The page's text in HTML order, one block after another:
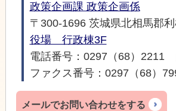
政策企画課 政策企画係
〒300-1696 茨城県北相馬郡
役場 行政棟3F
電話番号：0297（68）2211
ファクス番号：0297（68）
メールでお問い合わせをする